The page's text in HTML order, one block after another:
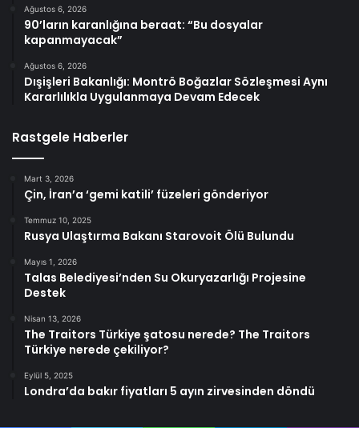
Ağustos 6, 2026
90’ların karanlığına beraat: “Bu dosyalar
kapanmayacak”
Ağustos 6, 2026
Dışişleri Bakanlığı: Montrö Boğazlar Sözleşmesi Aynı
Kararlılıkla Uygulanmaya Devam Edecek
Rastgele Haberler
Mart 3, 2026
Çin, İran’a ‘gemi katili’ füzeleri gönderiyor
Temmuz 10, 2025
Rusya Ulaştırma Bakanı Starovoit Ölü Bulundu
Mayıs 1, 2026
Talas Belediyesi’nden Su Okuryazarlığı Projesine
Destek
Nisan 13, 2026
The Traitors Türkiye şatosu nerede? The Traitors
Türkiye nerede çekiliyor?
Eylül 5, 2025
Londra’da bakır fiyatları 5 ayın zirvesinden döndü